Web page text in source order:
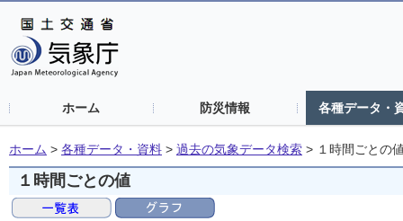
ホーム 防災情報 各種データ・
ホーム > 各種データ・資料 > 過去の気象データ検索 > １時間ごとの
１時間ごとの値